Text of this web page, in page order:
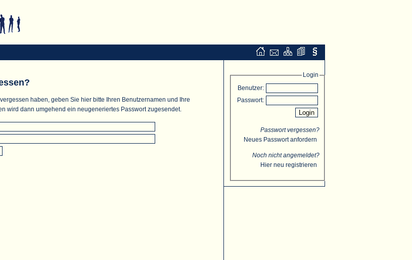
haben, geben Sie hier bitte Ihren Benutzernamen und Ihre
wird dann umgehend ein neugeneriertes Passwort zugesendet.
Login
Benutzer:
Passwort:
Passwort vergessen?
Neues Passwort anfordern
Noch nicht angemeldet?
Hier neu registrieren